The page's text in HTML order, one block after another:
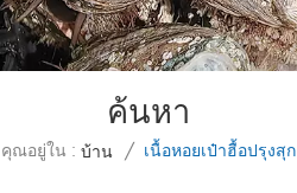
ค้นหา
คุณอยู่ใน : บ้าน / เนื้อหอยเป๋าฮื้อปรุงสุก